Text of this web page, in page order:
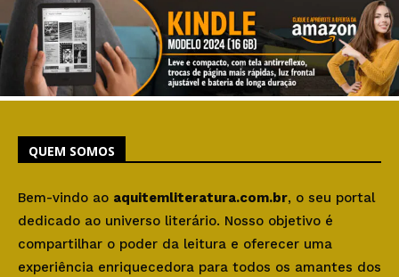
QUEM SOMOS
Bem-vindo ao aquitemliteratura.com.br, o seu portal
dedicado ao universo literário. Nosso objetivo é
compartilhar o poder da leitura e oferecer uma
experiência enriquecedora para todos os amantes dos